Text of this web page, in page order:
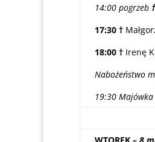
14:00 pogrzeb †
17:30 †
18:00 † Irenę
Nabożeństwo
19:30 Majówka